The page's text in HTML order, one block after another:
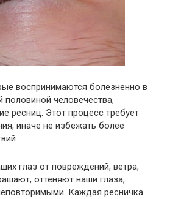
воспринимаются болезненно в
человечества,
ресниц. Этот процесс требует
иначе не избежать более
глаз от повреждений, ветра,
оттеняют наши глаза,
Каждая ресничка